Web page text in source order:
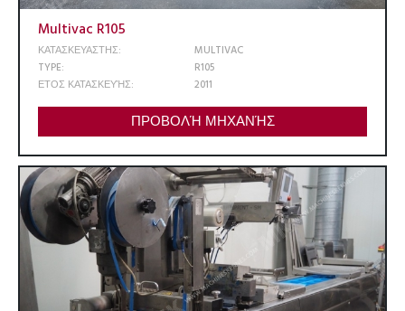
Multivac R105
ΚΑΤΑΣΚΕΥΑΣΤΗΣ:
MULTIVAC
TYPE:
R105
ΕΤΟΣ ΚΑΤΑΣΚΕΥΉΣ:
2011
ΠΡΟΒΟΛΉ ΜΗΧΑΝΉΣ